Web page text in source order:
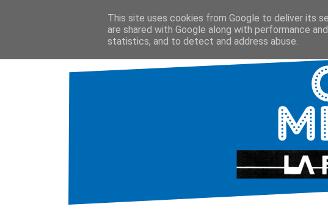
This site uses cookies from Google to deliver its
are shared with Google along with performance
statistics, and to detect and address abuse.